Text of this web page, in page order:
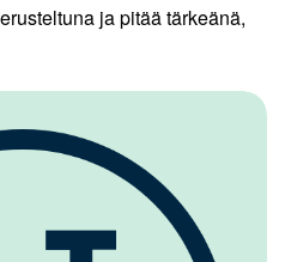
ja pitää tärkeänä,